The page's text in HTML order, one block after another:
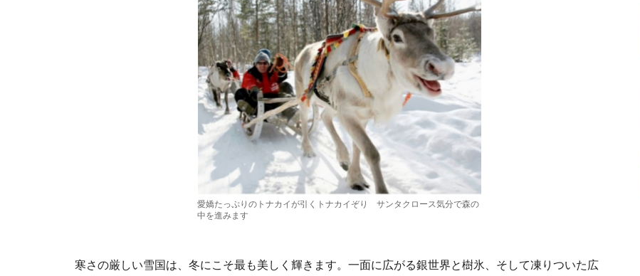
愛嬌たっぷりのトナカイが引くトナカイぞり サンタクロース気分で森の
中を進みます
寒さの厳しい雪国は、冬にこそ最も美しく輝きます。一面に広がる銀世界と樹氷、そして凍りついた広